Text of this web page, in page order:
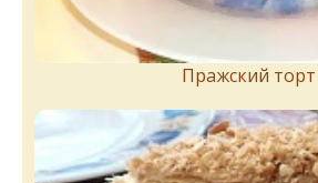
Пражский торт